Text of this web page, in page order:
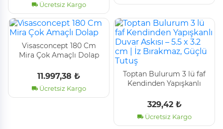
Ücretsiz Kargo
Vi̇sasconcept 180 Cm
Mi̇ra Çok Amaçlı Dolap
11.997,38 ₺
Ücretsiz Kargo
Toptan Bulurum 3 lü faf
Kendinden Yapışkanlı
| İz Bırakmaz, Güçlü Tutuş
329,42 ₺
Ücretsiz Kargo